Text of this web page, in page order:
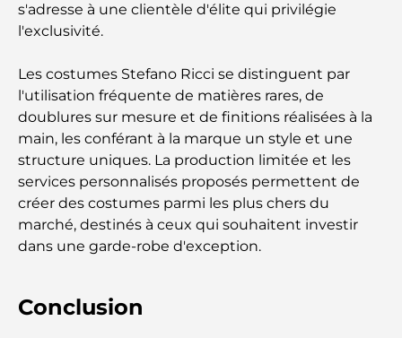
Les 10 pays les plus riches du monde
Activités à faire avec des enfants à Dubaï : un
guide complet pour les familles
Les meilleurs complexes hôteliers balnéaires de
Dubaï pour une escapade de luxe
Lieux romantiques à Dubaï pour des moments
inoubliables
s'adresse à une clientèle d'élite qui privilégie
l'exclusivité.
Les costumes Stefano Ricci se distinguent par
l'utilisation fréquente de matières rares, de
doublures sur mesure et de finitions réalisées à la
main, les conférant à la marque un style et une
structure uniques. La production limitée et les
services personnalisés proposés permettent de
créer des costumes parmi les plus chers du
marché, destinés à ceux qui souhaitent investir
dans une garde-robe d'exception.
Conclusion